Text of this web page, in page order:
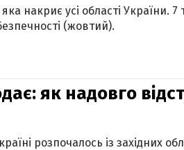
накриє усі області України. 7
(жовтий).
як надовго
розпочалось із західних